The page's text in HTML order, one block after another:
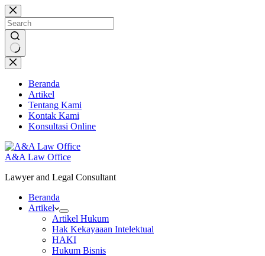
Skip
to
content
No
results
Beranda
Artikel
Tentang Kami
Kontak Kami
Konsultasi Online
A&A Law Office
Lawyer and Legal Consultant
Beranda
Artikel
Artikel Hukum
Hak Kekayaaan Intelektual
HAKI
Hukum Bisnis